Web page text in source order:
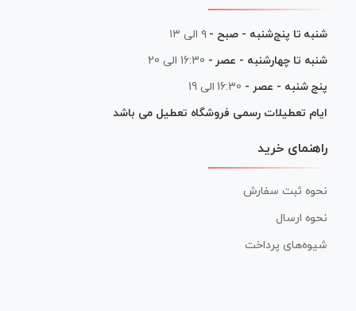
شنبه تا پنج‌شنبه - صبح - ۹ الی ۱۳
شنبه تا چهارشنبه - عصر - 16:30 الی 20
پنج شنبه - عصر - 16:30 الی 19
ایام تعطیلات رسمی فروشگاه تعطیل می باشد
راهنمای خرید
نحوه ثبت سفارش
نحوه ارسال
شیوه‌های پرداخت